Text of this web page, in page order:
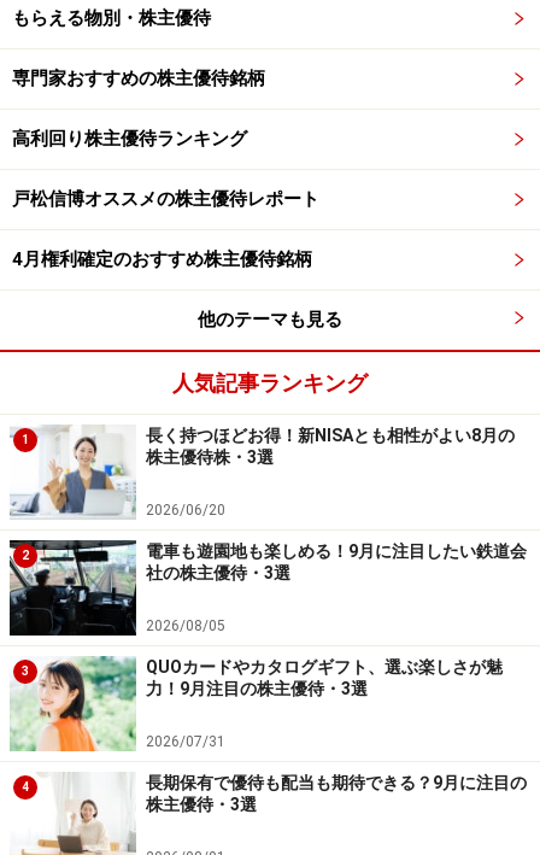
などについて当社は一切の責任を負いません。
・「家計」について、アンケート（2026/8/31まで）
を実施
中です！
※抽選で20名にAmazonギフト券1000円分プレゼント
もらえる物別・株主優待
専門家おすすめの株主優待銘柄
高利回り株主優待ランキング
戸松信博オススメの株主優待レポート
4月権利確定のおすすめ株主優待銘柄
他のテーマも見る
人気記事ランキング
1
長く持つほどお得！新NISAとも相性がよい8月の
株主優待株・3選
2026/06/20
2
電車も遊園地も楽しめる！9月に注目したい鉄道会
社の株主優待・3選
2026/08/05
3
QUOカードやカタログギフト、選ぶ楽しさが魅
力！9月注目の株主優待・3選
2026/07/31
4
長期保有で優待も配当も期待できる？9月に注目の
株主優待・3選